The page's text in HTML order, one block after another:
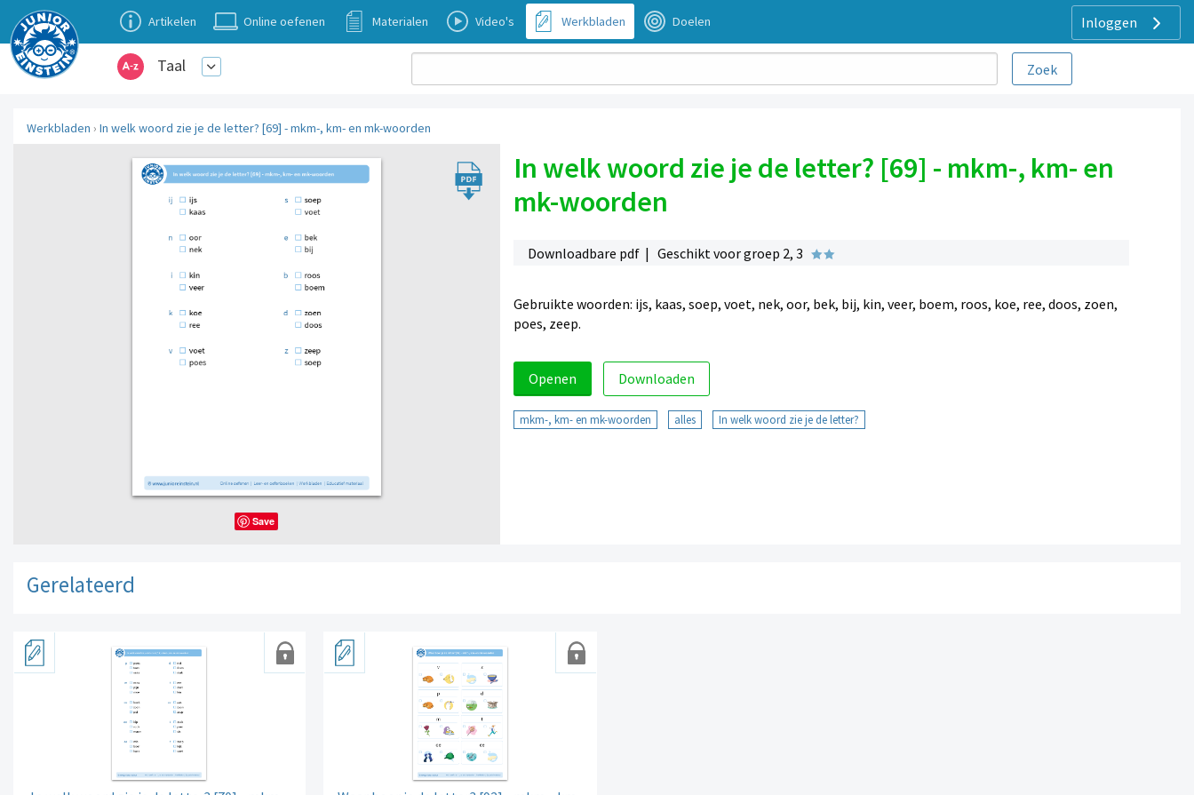
Inloggen
Artikelen Online oefenen Materialen Video's Werkbladen Doelen
Taal
Werkbladen › In welk woord zie je de letter? [69] - mkm-, km- en mk-woorden
In welk woord zie je de letter? [69] - mkm-, km- en
mk-woorden
Downloadbare pdf | Geschikt voor groep 2, 3
Gebruikte woorden: ijs, kaas, soep, voet, nek, oor, bek, bij, kin, veer, boem, roos, koe, ree, doos, zoen,
poes, zeep.
Openen Downloaden
mkm-, km- en mk-woorden alles In welk woord zie je de letter?
Save
Gerelateerd